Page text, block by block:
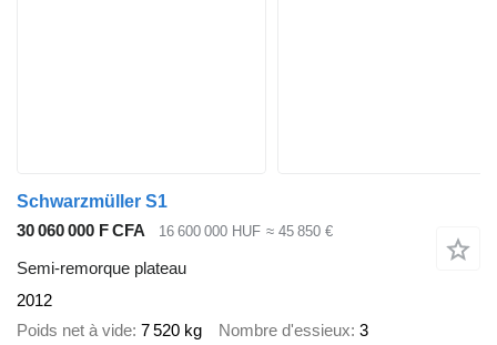
Schwarzmüller S1
30 060 000 F CFA
16 600 000 HUF ≈ 45 850 €
Semi-remorque plateau
2012
Poids net à vide 7 520 kg Nombre d'essieux 3